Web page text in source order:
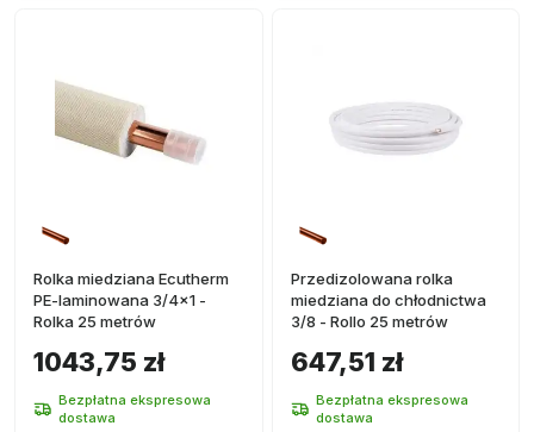
Rolka miedziana Ecutherm
PE-laminowana 3/4x1 -
Rolka 25 metrów
1043,75 zł
Bezpłatna ekspresowa
dostawa
Przedizolowana rolka
miedziana do chłodnictwa
3/8 - Rollo 25 metrów
647,51 zł
Bezpłatna ekspresowa
dostawa